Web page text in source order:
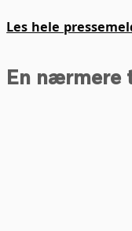
Les hele
En nærmere